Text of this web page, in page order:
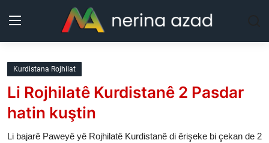
Kurdistan
Herêm
Kurdistana Rojhilat
Li Rojhilatê Kurdistanê 2 Pasdar
hatin kuştin
Li bajarê Paweyê yê Rojhilatê Kurdistanê di êrişeke bi çekan de 2